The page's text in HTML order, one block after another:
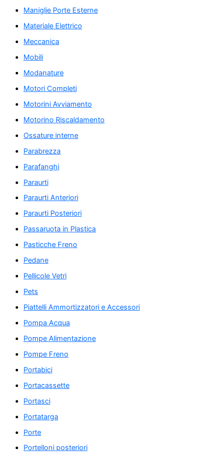
Maniglie Porte Esterne
Materiale Elettrico
Meccanica
Mobili
Modanature
Motori Completi
Motorini Avviamento
Motorino Riscaldamento
Ossature interne
Parabrezza
Parafanghi
Paraurti
Paraurti Anteriori
Paraurti Posteriori
Passaruota in Plastica
Pasticche Freno
Pedane
Pellicole Vetri
Pets
Piattelli Ammortizzatori e Accessori
Pompa Acqua
Pompe Alimentazione
Pompe Freno
Portabici
Portacassette
Portasci
Portatarga
Porte
Portelloni posteriori